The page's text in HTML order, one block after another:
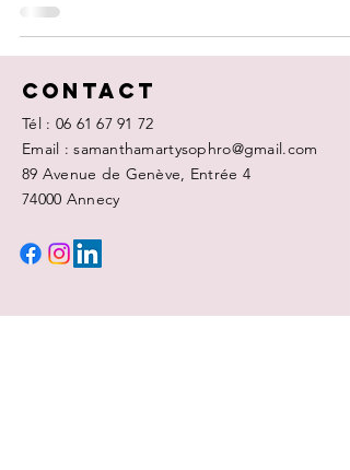
Contact
Tél : 06 61 67 91 72
Email : samanthamartysophro@gmail.com
89 Avenue de Genève, Entrée 4
74000 Annecy